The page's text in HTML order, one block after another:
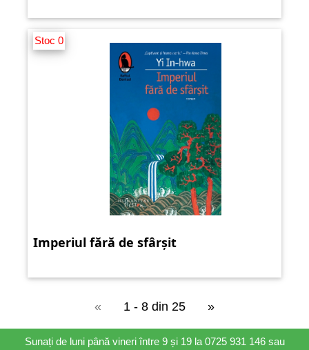
Stoc 0
Imperiul fără de sfârșit
« 1 - 8 din 25 »
Sunați de luni până vineri între 9 și 19 la 0725 931 146 sau